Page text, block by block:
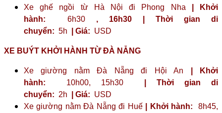
Xe ghế ngồi từ Hà Nội đi Phong Nha
| Khởi
hành: 6h30 , 16h30
| Thời gian di
chuyển: 5h | Giá: USD
XE BUÝT KHỞI HÀNH TỪ ĐÀ NẴNG
Xe giường nằm Đà Nẵng đi Hội An
| Khởi
hành: 10h00, 15h30
| Thời gian di
chuyển: 2h | Giá: USD
Xe giường nằm Đà Nẵng đi Huế
| Khởi hành: 8h45,